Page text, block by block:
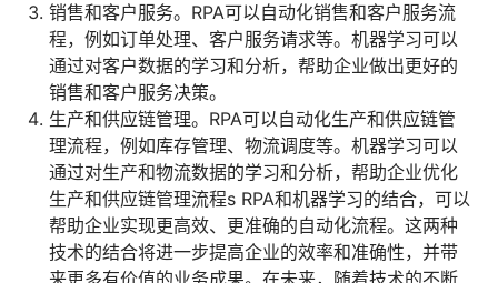
销售和客户服务。RPA可以自动化销售和客户服务流
程，例如订单处理、客户服务请求等。机器学习可以
通过对客户数据的学习和分析，帮助企业做出更好的
销售和客户服务决策。
生产和供应链管理。RPA可以自动化生产和供应链管
理流程，例如库存管理、物流调度等。机器学习可以
通过对生产和物流数据的学习和分析，帮助企业优化
生产和供应链管理流程s RPA和机器学习的结合，可以
帮助企业实现更高效、更准确的自动化流程。这两种
技术的结合将进一步提高企业的效率和准确性，并带
来更多有价值的业务成果。在未来，随着技术的不断